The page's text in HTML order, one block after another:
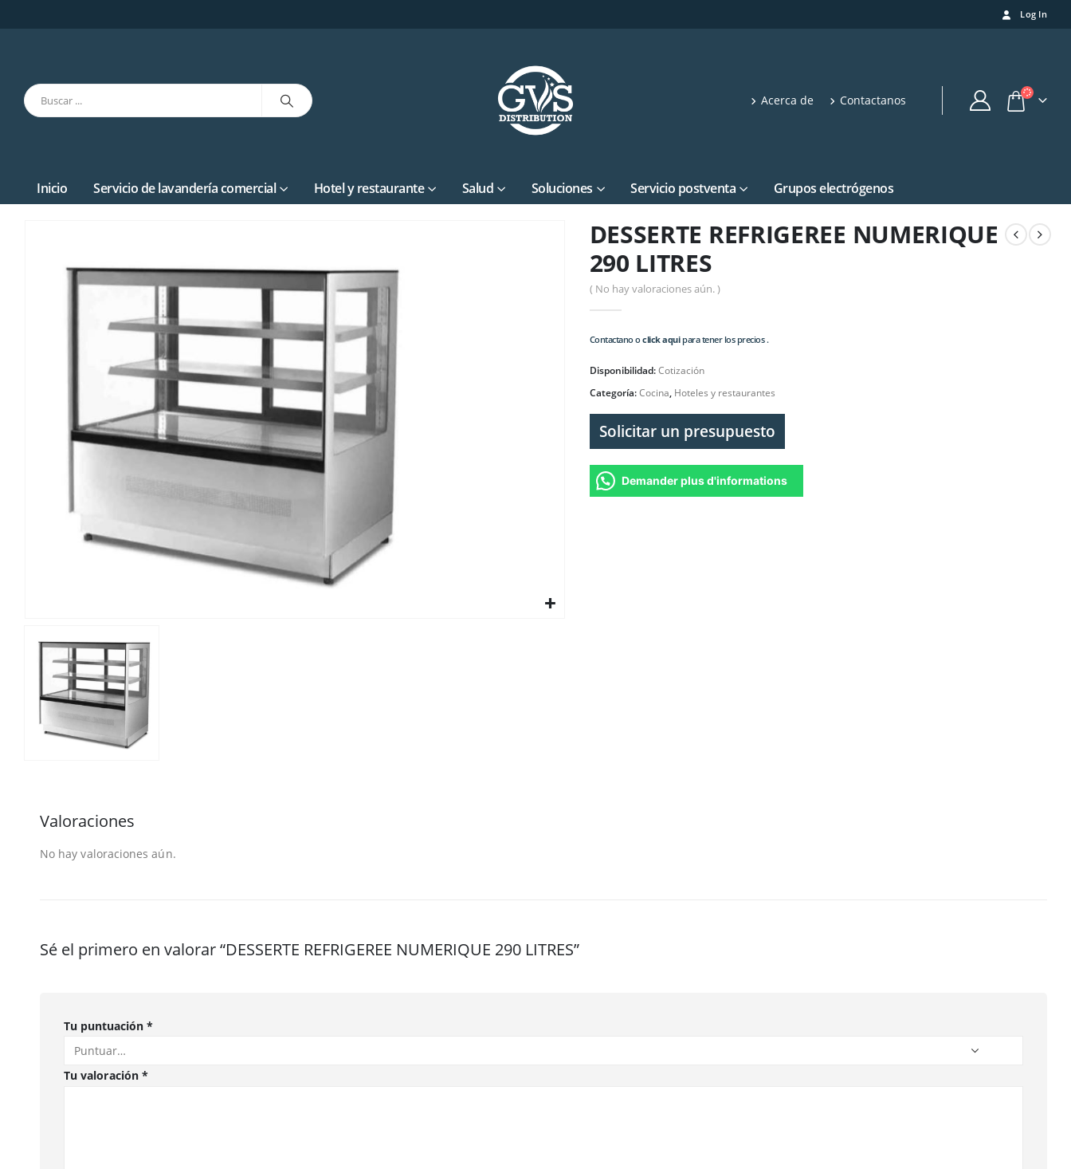
Log In
Acerca de Contactanos
Inicio Servicio de lavandería comercial Hotel y restaurante Salud Soluciones Servicio postventa Grupos electrógenos
DESSERTE REFRIGEREE NUMERIQUE
290 LITRES
( No hay valoraciones aún. )
Contactano oclick aquipara tener los precios .
Disponibilidad:Cotización
Categoría:Cocina, Hoteles y restaurantes
Solicitar un presupuesto
Demander plus d'informations
Valoraciones
No hay valoraciones aún.
Sé el primero en valorar “DESSERTE REFRIGEREE NUMERIQUE 290 LITRES”
Tu puntuación *
Tu valoración *